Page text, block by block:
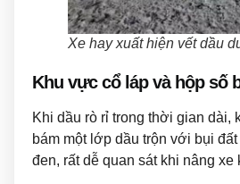
Xe hay xuất hiện vết dầu
Khu vực cổ láp và hộp số
Khi dầu rò rỉ trong thời gian dài,
bám một lớp dầu trộn với bụi
đen, rất dễ quan sát khi nâng xe